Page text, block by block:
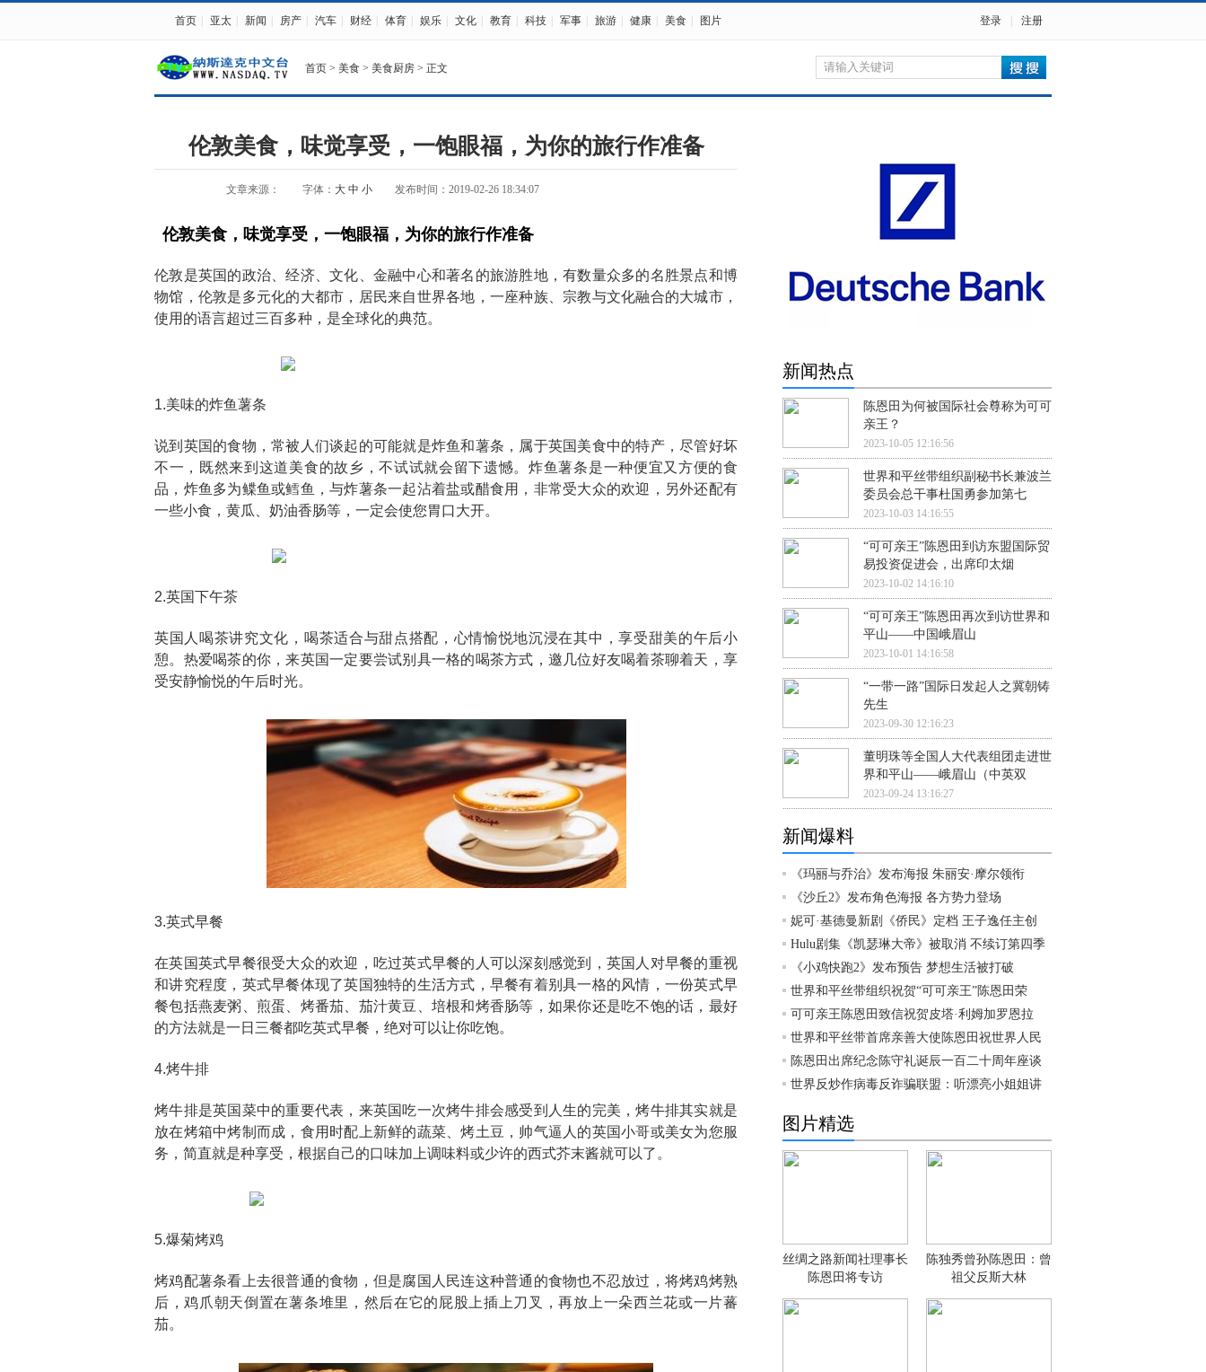
首页 亚太 新闻 房产 汽车 财经 体育 娱乐 文化 教育 科技 军事 旅游 健康 美食 图片 登录 注册
首页 > 美食 > 美食厨房 > 正文
伦敦美食，味觉享受，一饱眼福，为你的旅行作准备
文章来源： 字体： 大 中 小 发布时间：2019-02-26 18:34:07
伦敦美食，味觉享受，一饱眼福，为你的旅行作准备
伦敦是英国的政治、经济、文化、金融中心和著名的旅游胜地，有数量众多的名胜景点和博
物馆，伦敦是多元化的大都市，居民来自世界各地，一座种族、宗教与文化融合的大城市，
使用的语言超过三百多种，是全球化的典范。
1.美味的炸鱼薯条
说到英国的食物，常被人们谈起的可能就是炸鱼和薯条，属于英国美食中的特产，尽管好坏
不一，既然来到这道美食的故乡，不试试就会留下遗憾。炸鱼薯条是一种便宜又方便的食
品，炸鱼多为鲽鱼或鳕鱼，与炸薯条一起沾着盐或醋食用，非常受大众的欢迎，另外还配有
一些小食，黄瓜、奶油香肠等，一定会使您胃口大开。
2.英国下午茶
英国人喝茶讲究文化，喝茶适合与甜点搭配，心情愉悦地沉浸在其中，享受甜美的午后小
憩。热爱喝茶的你，来英国一定要尝试别具一格的喝茶方式，邀几位好友喝着茶聊着天，享
受安静愉悦的午后时光。
3.英式早餐
在英国英式早餐很受大众的欢迎，吃过英式早餐的人可以深刻感觉到，英国人对早餐的重视
和讲究程度，英式早餐体现了英国独特的生活方式，早餐有着别具一格的风情，一份英式早
餐包括燕麦粥、煎蛋、烤番茄、茄汁黄豆、培根和烤香肠等，如果你还是吃不饱的话，最好
的方法就是一日三餐都吃英式早餐，绝对可以让你吃饱。
4.烤牛排
烤牛排是英国菜中的重要代表，来英国吃一次烤牛排会感受到人生的完美，烤牛排其实就是
放在烤箱中烤制而成，食用时配上新鲜的蔬菜、烤土豆，帅气逼人的英国小哥或美女为您服
务，简直就是种享受，根据自己的口味加上调味料或少许的西式芥末酱就可以了。
5.爆菊烤鸡
烤鸡配薯条看上去很普通的食物，但是腐国人民连这种普通的食物也不忍放过，将烤鸡烤熟
后，鸡爪朝天倒置在薯条堆里，然后在它的屁股上插上刀叉，再放上一朵西兰花或一片蕃
茄。
新闻热点
陈恩田为何被国际社会尊称为可可
亲王？
2023-10-05 12:16:56
世界和平丝带组织副秘书长兼波兰
委员会总干事杜国勇参加第七
2023-10-03 14:16:55
“可可亲王”陈恩田到访东盟国际贸
易投资促进会，出席印太烟
2023-10-02 14:16:10
“可可亲王”陈恩田再次到访世界和
平山——中国峨眉山
2023-10-01 14:16:58
“一带一路”国际日发起人之冀朝铸
先生
2023-09-30 12:16:23
董明珠等全国人大代表组团走进世
界和平山——峨眉山（中英双
2023-09-24 13:16:27
新闻爆料
《玛丽与乔治》发布海报 朱丽安·摩尔领衔
《沙丘2》发布角色海报 各方势力登场
妮可·基德曼新剧《侨民》定档 王子逸任主创
Hulu剧集《凯瑟琳大帝》被取消 不续订第四季
《小鸡快跑2》发布预告 梦想生活被打破
世界和平丝带组织祝贺“可可亲王”陈恩田荣
可可亲王陈恩田致信祝贺皮塔·利姆加罗恩拉
世界和平丝带首席亲善大使陈恩田祝世界人民
陈恩田出席纪念陈守礼诞辰一百二十周年座谈
世界反炒作病毒反诈骗联盟：听漂亮小姐姐讲
图片精选
丝绸之路新闻社理事长
陈恩田将专访
陈独秀曾孙陈恩田：曾
祖父反斯大林